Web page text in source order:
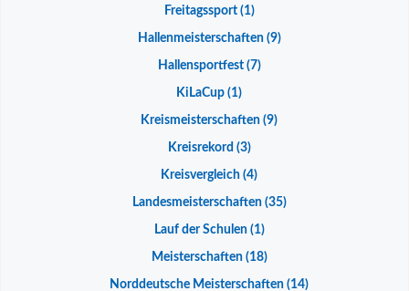
Freitagssport(1)
Hallenmeisterschaften(9)
Hallensportfest(7)
KiLaCup (1)
Kreismeisterschaften (9)
Kreisrekord (3)
Kreisvergleich (4)
Landesmeisterschaften(35)
Lauf der Schulen(1)
Meisterschaften(18)
Norddeutsche Meisterschaften (14)